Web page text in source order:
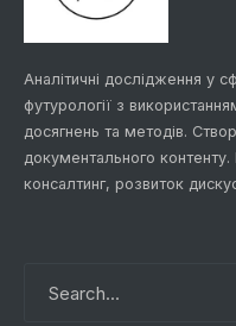
Аналітичні дослідження у
футурології з
досягнень та методів.
документального
консалтинг, розвиток